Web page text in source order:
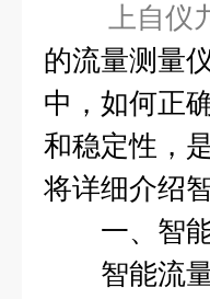
上自仪
的流量测量
中，如何正
和稳定性，
将详细介绍
一、智能
智能流量